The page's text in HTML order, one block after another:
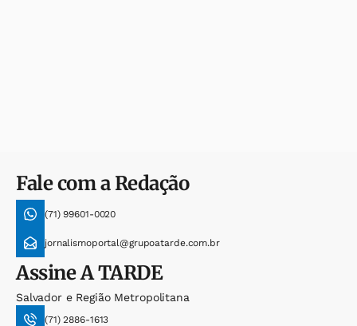
Fale com a Redação
(71) 99601-0020
jornalismoportal@grupoatarde.com.br
AssineA TARDE
Salvador e Região Metropolitana
(71) 2886-1613